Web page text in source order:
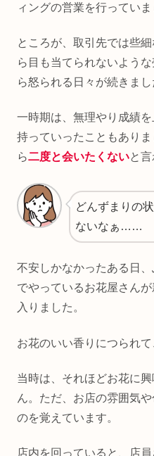
ィングの営業を行っていま
ところが、取引先では些
ら目も当てられないよう
ら怒られる日々が続きまし
一時期は、無理やり成績
持っていったこともあり
ら二度と会いたくないと
どんずまりの
ないなぁ……
不安しかなかったある日
でやっているお花屋さん
入りました。
お花のいい香りにつられ
当時は、それほどお花に
ん。ただ、お店の雰囲気
のを覚えています。
店内を回っていると、店員